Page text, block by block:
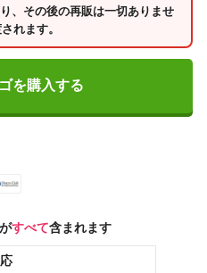
、その後の再販は一切ありませ
れます。
を購入する
すべて含まれます